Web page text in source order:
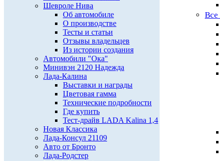
Шевроле Нива
Об автомобиле
О производстве
Тесты и статьи
Отзывы владельцев
Из истории создания
Автомобили "Ока"
Минивэн 2120 Надежда
Лада-Калина
Выставки и награды
Цветовая гамма
Технические подробности
Где купить
Тест-драйв LADA Kalina 1,4
Новая Классика
Лада-Консул 21109
Авто от Бронто
Лада-Родстер
Все